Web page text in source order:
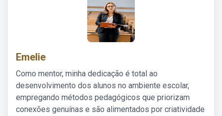
Emelie
Como mentor, minha dedicação é total ao
desenvolvimento dos alunos no ambiente escolar,
empregando métodos pedagógicos que priorizam
conexões genuínas e são alimentados por criatividade